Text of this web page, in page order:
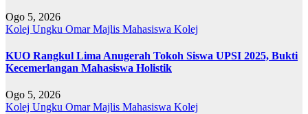
Ogo 5, 2026
Kolej Ungku OmarMajlis Mahasiswa Kolej
KUO Rangkul Lima Anugerah Tokoh Siswa UPSI 2025, Bukti
Kecemerlangan Mahasiswa Holistik
Ogo 5, 2026
Kolej Ungku OmarMajlis Mahasiswa Kolej